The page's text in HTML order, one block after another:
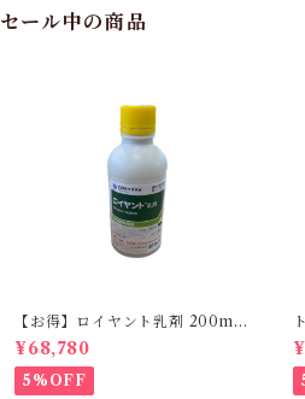
セール中の商品
【お得】ロイヤント乳剤 200ml
【1箱】20本入
¥68,780
5%OFF